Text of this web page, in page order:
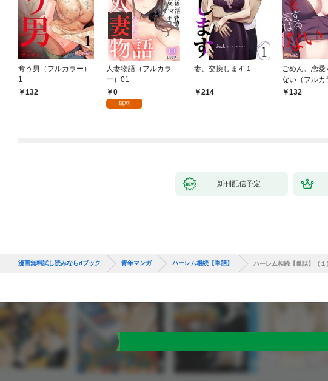
奪う男（フルカラー）
1
132
人妻物語（フルカラ
ー）01
0
無料
妻、交換します１
214
ごめん、恋愛
ない（フルカ
132
新刊配信予定
漫画無料試し読みならdブック 青年マンガ ハーレム相続【単話】 ハーレム相続【単話】（１